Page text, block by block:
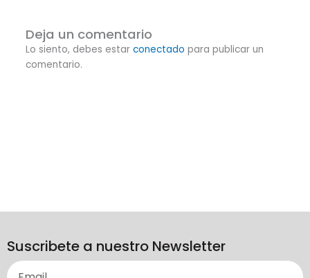
Deja un comentario
Lo siento, debes estar conectado para publicar un
comentario.
Suscribete a nuestro Newsletter